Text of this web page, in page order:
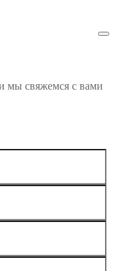
02
мы свяжемся с вами